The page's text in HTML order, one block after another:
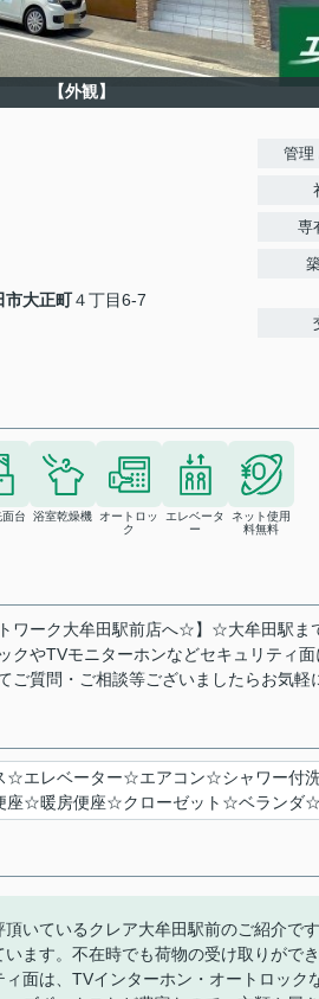
【外観】
市大正町４丁目6-7
管理
専
台 浴室乾燥機
オートロッ
ク
エレベータ
ー
ネット使用
料無料
ワーク大牟田駅前店へ☆】☆大牟田駅
クやTVモニターホンなどセキュリティ
ご質問・ご相談等ございましたらお気
エレベーター☆エアコン☆シャワー付
座☆暖房便座☆クローゼット☆ベランダ
頂いているクレア大牟田駅前のご紹介で
います。不在時でも荷物の受け取りがで
ィ面は、TVインターホン・オートロッ